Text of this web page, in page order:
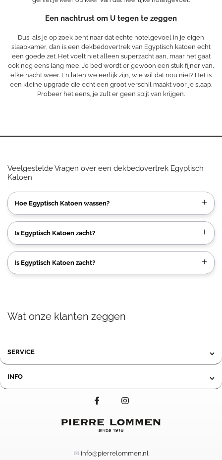
Een nachtrust om U tegen te zeggen
Dus, als je op zoek bent naar dat echte hotelgevoel in je eigen
slaapkamer, dan is een dekbedovertrek van Egyptisch katoen echt
een goede zet. Het voelt niet alleen superzacht aan, maar het gaat
ook nog eens lang mee. Je bed wordt er gewoon een stuk fijner van,
elke nacht weer. En laten we eerlijk zijn, wie wil dat nou niet? Het is
een kleine upgrade die echt een groot verschil maakt voor je slaap.
Probeer het eens, je zult er geen spijt van krijgen.
Veelgestelde Vragen over een dekbedovertrek Egyptisch
Katoen
Hoe Egyptisch Katoen wassen?
Is Egyptisch Katoen zacht?
Is Egyptisch Katoen zacht?
Wat onze klanten zeggen
SERVICE
INFO
✉ info@pierrelommen.nl